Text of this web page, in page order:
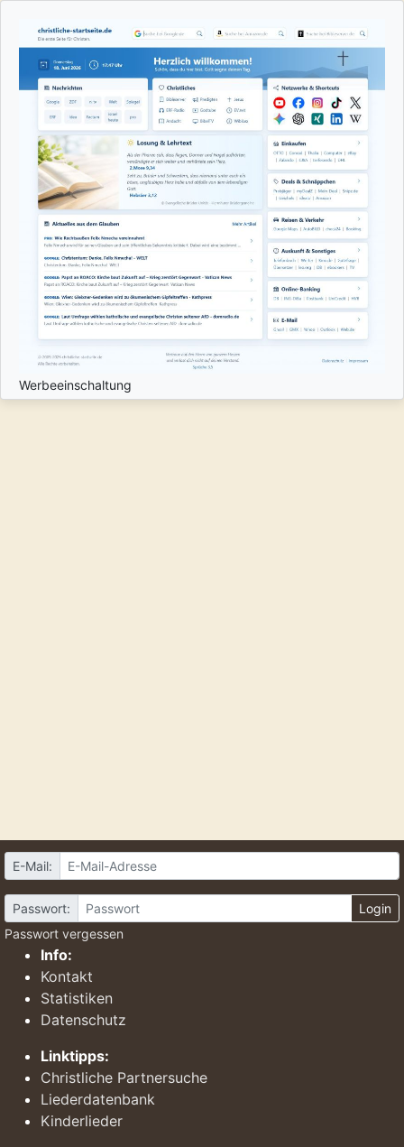
Werbeeinschaltung
E-Mail:
Passwort:
Login
Passwort vergessen
Info:
Kontakt
Statistiken
Datenschutz
Linktipps:
Christliche Partnersuche
Liederdatenbank
Kinderlieder